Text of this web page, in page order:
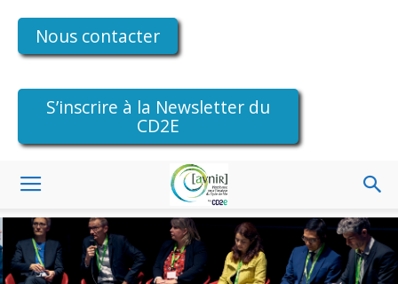
Nous contacter
S’inscrire à la Newsletter du
CD2E